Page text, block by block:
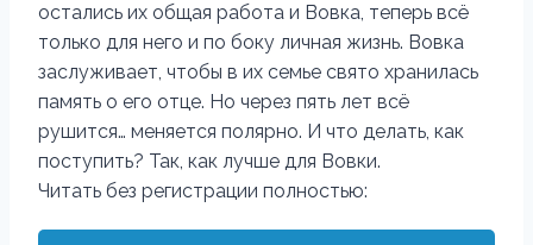
остались их общая работа и Вовка, теперь всё
только для него и по боку личная жизнь. Вовка
заслуживает, чтобы в их семье свято хранилась
память о его отце. Но через пять лет всё
рушится… меняется полярно. И что делать, как
поступить? Так, как лучше для Вовки.
Читать без регистрации полностью: